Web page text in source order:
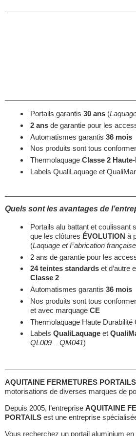
Portails garantis 30 ans (
2 ans de garantie pour les
Automatismes garantis 36 mois
Nos produits sont tous
Thermolaquage Classe 2
Labels QualiLaquage et
Quels sont les avantages de
Portails alu battant et coulissant
que les clôtures ÉVOLUTION à
(Laquage et Fabrication française
2 ans de garantie pour les
24 teintes standards et d’autre
Classe 2
Automatismes garantis 36 mois
Nos produits sont tous
et avec marquage CE
Thermolaquage Haute Durabilité
Labels QualiLaquage et
QL009 – QM041)
AQUITAINE FERMETURES PORTAILS
motorisations de diverses marques de
Depuis 2005, l’entreprise AQUITAINE
PORTAILS est une entreprise
Vous recherchez un portail aluminium en